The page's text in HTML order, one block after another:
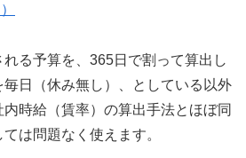
る予算を、365日で割って算出し
日（休み無し）、としている以外
時給（賃率）の算出手法とほぼ同
は問題なく使えます。